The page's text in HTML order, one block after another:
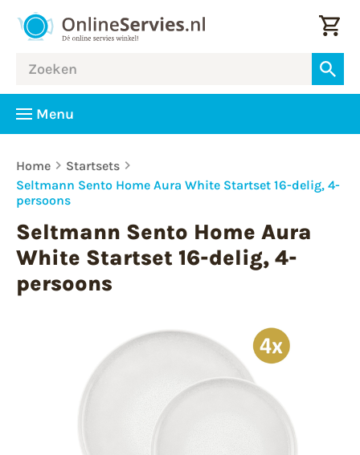
Menu
Home
Startsets
Seltmann Sento Home Aura White Startset 16-delig, 4-
persoons
Seltmann Sento Home Aura
White Startset 16-delig, 4-
persoons